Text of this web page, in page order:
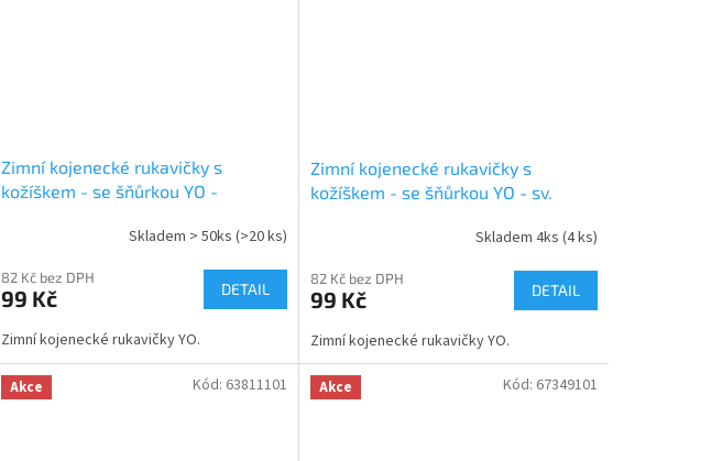
Zimní kojenecké rukavičky s
kožíškem - se šňůrkou YO -
Skladem > 50ks (>20 ks)
82 Kč bez DPH
99 Kč DETAIL
Zimní kojenecké rukavičky YO.
Zimní kojenecké rukavičky s
kožíškem - se šňůrkou YO - sv.
Skladem 4ks (4 ks)
82 Kč bez DPH
99 Kč DETAIL
Zimní kojenecké rukavičky YO.
Akce Kód: 63811101 Akce Kód: 67349101